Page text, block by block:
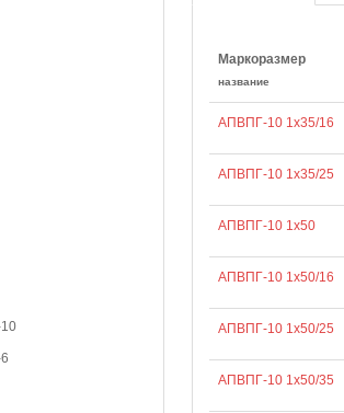
Маркоразмер
название
АПВПГ-10 1х35/16
АПВПГ-10 1х35/25
АПВПГ-10 1х50
АПВПГ-10 1х50/16
АПВПГ-10 1х50/25
АПВПГ-10 1х50/35